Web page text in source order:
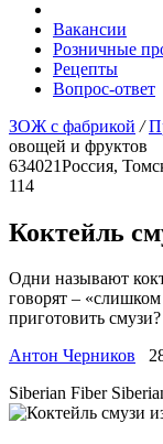
Вакансии
Розничные
Рецепты
Вопрос-ответ
ЗОЖ с фабрикой /
овощей и фруктов
634021Россия,
114
Коктейль
Одни называют
говорят –
приготовить смузи?
Антон Черников
Siberian Fiber